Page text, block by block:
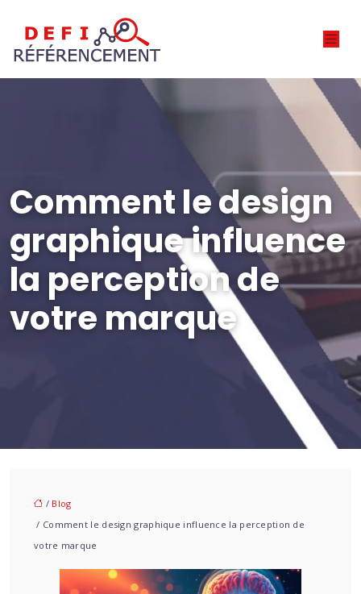
Comment le design
graphique influence
la perception de
votre marque
/ Blog
/ Comment le design graphique influence la perception de
votre marque